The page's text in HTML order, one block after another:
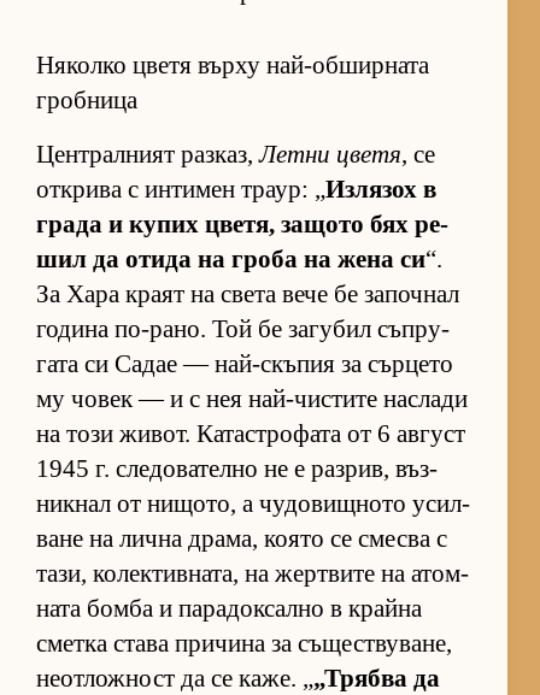
Няколко цветя върху най-обширната
гробница
Цен­т­рал­ният раз­каз,Летни цветя, се
от­к­рива с ин­ти­мен тра­ур: „Из­ля­зох в
града и ку­пих цве­тя, за­щото бях ре­
шил да отида на гроба на жена си“.
За Хара краят на света вече бе за­поч­нал
го­дина по-ра­но. Той бе за­гу­бил съп­ру­
гата си Са­дае — най-скъ­пия за сър­цето
му чо­век — и с нея най-чис­тите нас­лади
на този жи­вот. Ка­тас­т­ро­фата от 6 ав­густ
1945 г. сле­до­ва­телно не е раз­рив, въз­
ник­нал от ни­що­то, а чу­до­вищ­ното усил­
ване на лична дра­ма, ко­ято се смесва с
та­зи, ко­лек­тив­на­та, на жер­т­вите на атом­
ната бомба и па­ра­док­сално в крайна
сметка става при­чина за съ­щес­т­ву­ва­не,
не­от­лож­ност да се ка­же. „„Трябва да